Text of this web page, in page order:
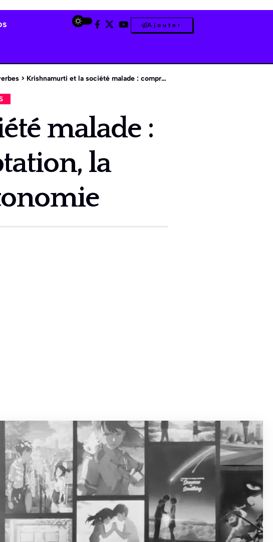
Ajouter
> Krishnamurti et la société malade : comprendre l’adaptation, la conscience et l’autonomie
malade :
la